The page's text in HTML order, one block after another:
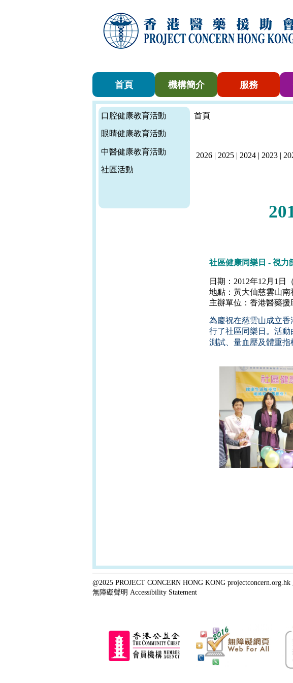
首頁 機構簡介 服務
口腔健康教育活動
眼睛健康教育活動
中醫健康教育活動
社區活動
首頁
2026 | 2025 | 2024 | 2023 |
社區健康同樂日 - 視力
日期：2012年12月1日
地點：黃大仙慈雲山南
主辦單位：香港醫藥援
為慶祝在慈雲山成立
行了社區同樂日。活
測試、量血壓及體重
@2025 PROJECT CONCERN HONG KONG
無障礙聲明 Accessibility Statement